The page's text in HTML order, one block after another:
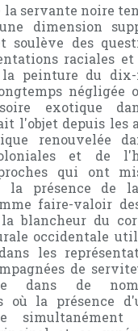
la servante noire
dimension
soulève des
raciales
peinture du dix-
négligée
exotique
l'objet depuis les
renouvelée
et de
qui ont
la présence de
faire-valoir
blancheur du
occidentale
les
de
dans de
où la présence